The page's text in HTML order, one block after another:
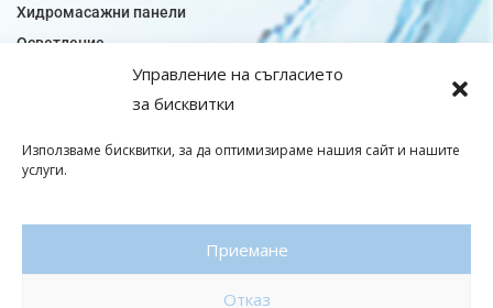
Управление на съгласието
за бисквитки
Използваме бисквитки, за да оптимизираме нашия сайт и нашите
услуги.
Приемане
Отказ
Хидромасажни панели
Осветление
Огледала за баня
Плочки модели
Подови плочки